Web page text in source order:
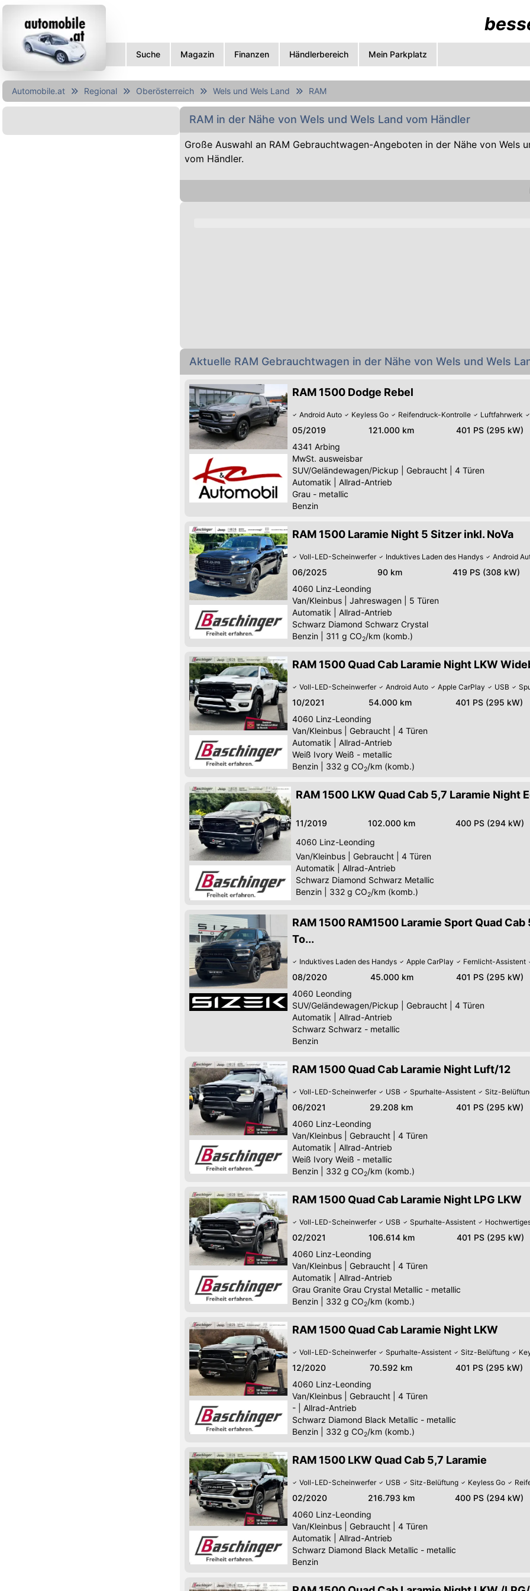
Suche Magazin Finanzen Händlerbereich Mein Parkplatz
Automobile.at Regional Oberösterreich Wels und Wels Land RAM
RAM in der Nähe von Wels und Wels Land vom Händler
Große Auswahl an RAM Gebrauchtwagen-Angeboten in der Nähe von Wels
vom Händler.
Aktuelle RAM Gebrauchtwagen in der Nähe von Wels und Wels
RAM 1500 Dodge Rebel
Android Auto Keyless Go Reifendruck-Kontrolle Luftfahrwerk
05/2019 121.000 km 401 PS (295 kW)
4341 Arbing
MwSt. ausweisbar
SUV/Geländewagen/Pickup
Gebraucht
4 Türen
Automatik
Allrad-Antrieb
Grau - metallic
Benzin
RAM 1500 Laramie Night 5 Sitzer inkl. NoVa
Voll-LED-Scheinwerfer Induktives Laden des Handys Android
06/2025 90 km 419 PS (308 kW)
4060 Linz-Leonding
Van/Kleinbus
Jahreswagen
5 Türen
Automatik
Allrad-Antrieb
Schwarz Diamond Schwarz Crystal
Benzin
311 g CO2/km (komb.)
RAM 1500 Quad Cab Laramie Night LKW
Voll-LED-Scheinwerfer Android Auto Apple CarPlay USB
10/2021 54.000 km 401 PS (295 kW)
4060 Linz-Leonding
Van/Kleinbus
Gebraucht
4 Türen
Automatik
Allrad-Antrieb
Weiß Ivory Weiß - metallic
Benzin
332 g CO2/km (komb.)
RAM 1500 LKW Quad Cab 5,7 Laramie Night
11/2019 102.000 km 400 PS (294 kW)
4060 Linz-Leonding
Van/Kleinbus
Gebraucht
4 Türen
Automatik
Allrad-Antrieb
Schwarz Diamond Schwarz Metallic
Benzin
332 g CO2/km (komb.)
RAM 1500 RAM1500 Laramie Sport Quad Cab
To...
Induktives Laden des Handys Apple CarPlay Fernlicht-Assistent
08/2020 45.000 km 401 PS (295 kW)
4060 Leonding
SUV/Geländewagen/Pickup
Gebraucht
4 Türen
Automatik
Allrad-Antrieb
Schwarz Schwarz - metallic
Benzin
RAM 1500 Quad Cab Laramie Night Luft/12
Voll-LED-Scheinwerfer USB Spurhalte-Assistent Sitz-
06/2021 29.208 km 401 PS (295 kW)
4060 Linz-Leonding
Van/Kleinbus
Gebraucht
4 Türen
Automatik
Allrad-Antrieb
Weiß Ivory Weiß - metallic
Benzin
332 g CO2/km (komb.)
RAM 1500 Quad Cab Laramie Night LPG LKW
Voll-LED-Scheinwerfer USB Spurhalte-Assistent
02/2021 106.614 km 401 PS (295 kW)
4060 Linz-Leonding
Van/Kleinbus
Gebraucht
4 Türen
Automatik
Allrad-Antrieb
Grau Granite Grau Crystal Metallic - metallic
Benzin
332 g CO2/km (komb.)
RAM 1500 Quad Cab Laramie Night LKW
Voll-LED-Scheinwerfer Spurhalte-Assistent Sitz-Belüftung
12/2020 70.592 km 401 PS (295 kW)
4060 Linz-Leonding
Van/Kleinbus
Gebraucht
4 Türen
-
Allrad-Antrieb
Schwarz Diamond Black Metallic - metallic
Benzin
332 g CO2/km (komb.)
RAM 1500 LKW Quad Cab 5,7 Laramie
Voll-LED-Scheinwerfer USB Sitz-Belüftung Keyless Go
02/2020 216.793 km 400 PS (294 kW)
4060 Linz-Leonding
Van/Kleinbus
Gebraucht
4 Türen
Automatik
Allrad-Antrieb
Schwarz Diamond Black Metallic - metallic
Benzin